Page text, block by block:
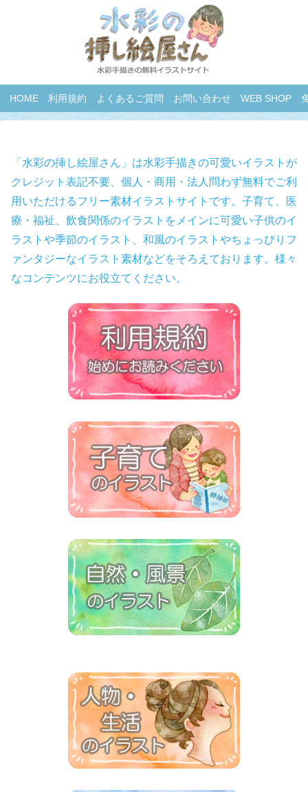
HOME 利用規約 よくあるご質問 お問い合わせ WEB SHOP
「水彩の挿し絵屋さん」は水彩手描きの可愛いイラストが
クレジット表記不要、個人・商用・法人問わず無料でご利
用いただけるフリー素材イラストサイトです。子育て、医
療・福祉、飲食関係のイラストをメインに可愛い子供のイ
ラストや季節のイラスト、和風のイラストやちょっぴりフ
ァンタジーなイラスト素材などをそろえております。様々
なコンテンツにお役立てください。